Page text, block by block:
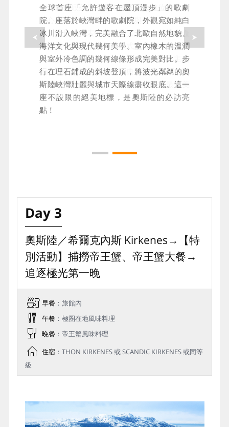
卡爾約翰國王大道上的國會大廈
奧斯陸最具代表性的林蔭大道。大道中央矗
的起點！
最具代表性的地標～奧斯陸歌劇院
冰川滑入峽灣，完美融合了北歐自然地貌、
座不設限的絕美地標，是奧斯陸的必訪亮
點！
Day 3
奧斯陸／希爾克內斯 Kirkenes→【特
別活動】捕撈帝王蟹、帝王蟹⼤餐→
早餐：旅館內